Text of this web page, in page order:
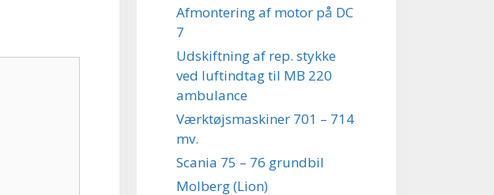
Afmontering af motor på DC
7
Udskiftning af rep. stykke
ved luftindtag til MB 220
ambulance
Værktøjsmaskiner 701 – 714
mv.
Scania 75 – 76 grundbil
Molberg (Lion)